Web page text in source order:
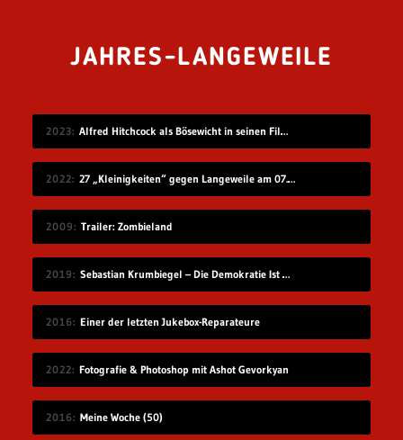
JAHRES-LANGEWEILE
2023 Alfred Hitchcock als Bösewicht in seinen Filmen
2022 27 „Kleinigkeiten“ gegen Langeweile am 07.08.2022
2009 Trailer: Zombieland
2019 Sebastian Krumbiegel – Die Demokratie Ist Weiblich
2016 Einer der letzten Jukebox-Reparateure
2022 Fotografie & Photoshop mit Ashot Gevorkyan
2016 Meine Woche (50)